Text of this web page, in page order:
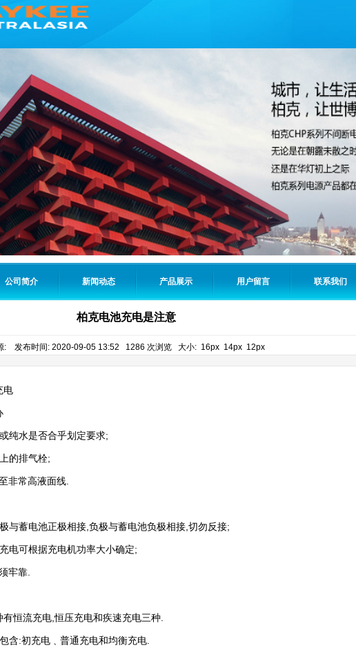
公司简介 新闻动态 产品展示 用户留言 联系我们
柏克电池充电是注意
: 发布时间: 2020-09-05 13:52 1286 次浏览 大小: 16px 14px 12px
水是否合乎划定要求;
的排气栓;
常高液面线.
蓄电池正极相接,负极与蓄电池负极相接,切勿反接;
可根据充电机功率大小确定;
牢靠.
流充电,恒压充电和疾速充电三种.
:初充电﹑普通充电和均衡充电.